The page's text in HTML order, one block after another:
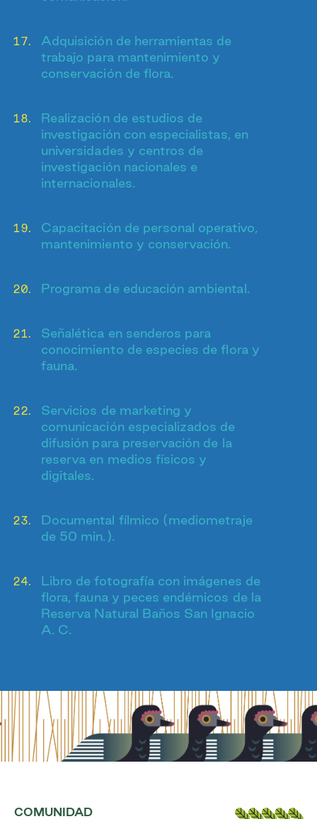
Adquisición de herramientas de
trabajo para mantenimiento y
conservación de flora.
Realización de estudios de
investigación con especialistas, en
universidades y centros de
investigación nacionales e
internacionales.
Capacitación de personal operativo,
mantenimiento y conservación.
Programa de educación ambiental.
Señalética en senderos para
conocimiento de especies de flora y
fauna.
Servicios de marketing y
comunicación especializados de
difusión para preservación de la
reserva en medios físicos y
digitales.
Documental fílmico (mediometraje
de 50 min.).
Libro de fotografía con imágenes de
flora, fauna y peces endémicos de la
Reserva Natural Baños San Ignacio
A. C.
COMUNIDAD